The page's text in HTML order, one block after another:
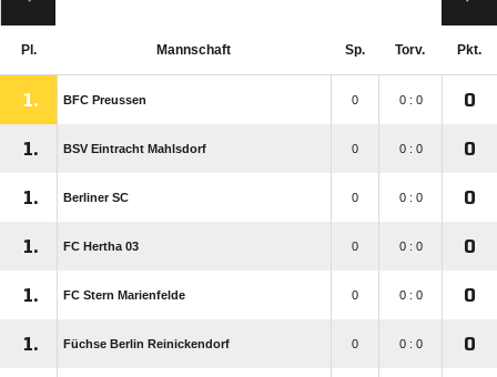
Pl. Mannschaft Sp. Torv. Pkt.
1. BFC Preussen 0 0 : 0 0
1. BSV Eintracht Mahlsdorf 0 0 : 0 0
1. Berliner SC 0 0 : 0 0
1. FC Hertha 03 0 0 : 0 0
1. FC Stern Marienfelde 0 0 : 0 0
1. Füchse Berlin Reinickendorf 0 0 : 0 0